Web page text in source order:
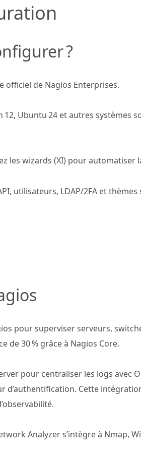
?
officiel de Nagios Enterprises.
Ubuntu 24 et autres systèmes
les wizards (XI) pour automatiser
utilisateurs, LDAP/2FA et thèmes
pour superviser serveurs,
de 30 % grâce à Nagios Core.
pour centraliser les logs avec
d’authentification. Cette
Analyzer s’intègre à Nmap,